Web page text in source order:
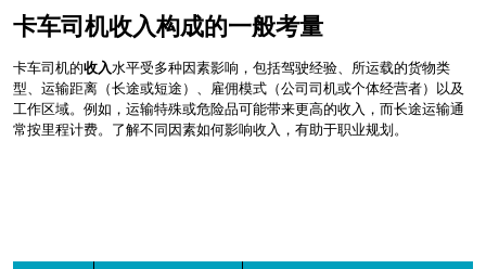
卡车司机收入构成的一般考量
卡车司机的收入水平受多种因素影响，包括驾驶经验、所运载的货物类
型、运输距离（长途或短途）、雇佣模式（公司司机或个体经营者）以及
工作区域。例如，运输特殊或危险品可能带来更高的收入，而长途运输通
常按里程计费。了解不同因素如何影响收入，有助于职业规划。